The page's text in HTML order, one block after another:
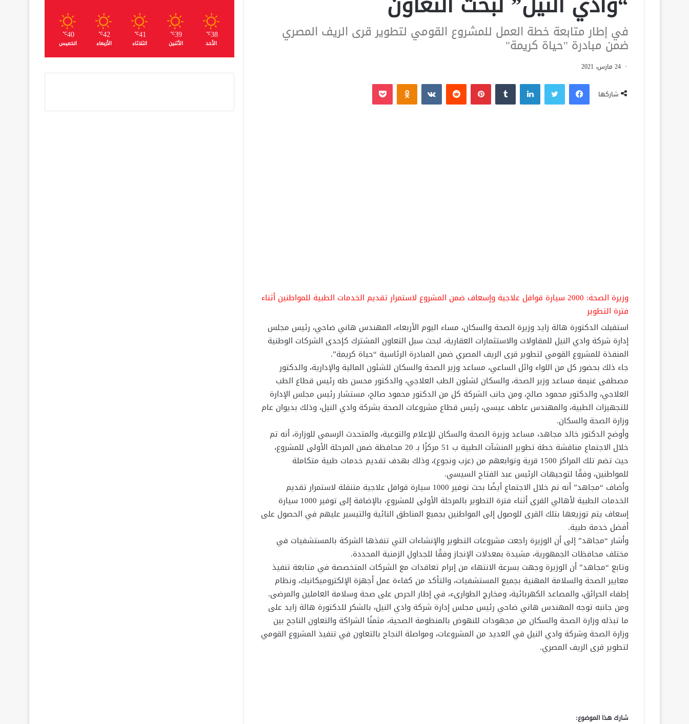
في إطار متابعة خطة العمل للمشروع القومي لتطوير قرى الريف المصري
ضمن مبادرة "حياة كريمة"
24 مارس، 2021
شاركها
فيسبوك لينكدإن بينتيريست
وزيرة الصحة: 2000 سيارة قوافل علاجية وإسعاف ضمن المشروع لاستمرار تقديم الخدمات الطبية للمواطنين أثناء
فترة التطوير
استقبلت الدكتورة هالة زايد وزيرة الصحة والسكان، مساء اليوم الأربعاء، المهندس هاني ضاحي، رئيس مجلس
إدارة شركة وادي النيل للمقاولات والاستثمارات العقارية، لبحث سبل التعاون المشترك كإحدى الشركات الوطنية
المنفذة للمشروع القومي لتطوير قرى الريف المصري ضمن المبادرة الرئاسية “حياة كريمة”.
جاء ذلك بحضور كل من اللواء وائل الساعي، مساعد وزير الصحة والسكان للشئون المالية والإدارية، والدكتور
مصطفى غنيمة مساعد وزير الصحة، والسكان لشئون الطب العلاجي، والدكتور محسن طه رئيس قطاع الطب
العلاجي، والدكتور محمود صالح، ومن جانب الشركة كل من الدكتور محمود صالح، مستشار رئيس مجلس الإدارة
للتجهيزات الطبية، والمهندس عاطف عيسى، رئيس قطاع مشروعات الصحة بشركة وادي النيل، وذلك بديوان عام
وزارة الصحة والسكان.
وأوضح الدكتور خالد مجاهد، مساعد وزيرة الصحة والسكان للإعلام والتوعية، والمتحدث الرسمي للوزارة، أنه تم
خلال الاجتماع مناقشة خطة تطوير المنشآت الطبية ب 51 مركزًا بـ 20 محافظة ضمن المرحلة الأولى للمشروع،
حيث تضم تلك المراكز 1500 قرية وتوابعهم من (عزب ونجوع)، وذلك بهدف تقديم خدمات طبية متكاملة
للمواطنين، وفقًا لتوجيهات الرئيس عبد الفتاح السيسي.
وأضاف “مجاهد” أنه تم خلال الاجتماع أيضًا بحث توفير 1000 سيارة قوافل علاجية متنقلة لاستمرار تقديم
الخدمات الطبية لأهالي القرى أثناء فترة التطوير بالمرحلة الأولى للمشروع، بالإضافة إلى توفير 1000 سيارة
إسعاف يتم توزيعها بتلك القرى للوصول إلى المواطنين بجميع المناطق النائية والتيسير عليهم في الحصول على
أفضل خدمة طبية.
وأشار “مجاهد” إلى أن الوزيرة راجعت مشروعات التطوير والإنشاءات التي تنفذها الشركة بالمستشفيات في
مختلف محافظات الجمهورية، مشيدة بمعدلات الإنجاز وفقًا للجداول الزمنية المحددة.
وتابع “مجاهد” أن الوزيرة وجهت بسرعة الانتهاء من إبرام تعاقدات مع الشركات المتخصصة في متابعة تنفيذ
معايير الصحة والسلامة المهنية بجميع المستشفيات، والتأكد من كفاءة عمل أجهزة الإلكتروميكانيك، ‏ونظام
إطفاء الحرائق، والمصاعد الكهربائية، ‏ومخارج الطوارىء، في إطار الحرص على صحة وسلامة العاملين والمرضى.
ومن جانبه توجه المهندس هاني ضاحي رئيس مجلس إدارة شركة وادي النيل، بالشكر للدكتورة هالة زايد على
ما تبذله وزارة الصحة والسكان من مجهودات للنهوض بالمنظومة الصحية، مثمنًا الشراكة والتعاون الناجح بين
وزارة الصحة وشركة وادي النيل في العديد من المشروعات، ومواصلة النجاح بالتعاون في تنفيذ المشروع القومي
لتطوير قرى الريف المصري.
شارك هذا الموضوع:
38
℃
الأحد
39
℃
الأثنين
41
℃
الثلاثاء
42
℃
الأربعاء
40
℃
الخميس